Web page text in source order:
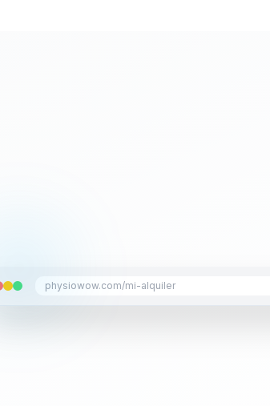
physiowow.com/mi-alquiler